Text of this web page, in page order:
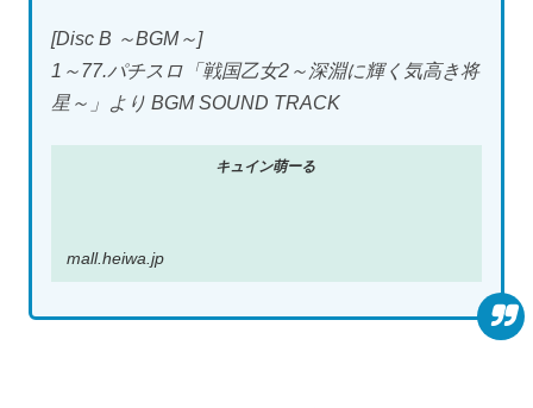
[Disc B ～BGM～]
1～77.パチスロ「戦国乙女2～深淵に輝く気高き将
星～」より BGM SOUND TRACK
キュイン萌ーる
mall.heiwa.jp